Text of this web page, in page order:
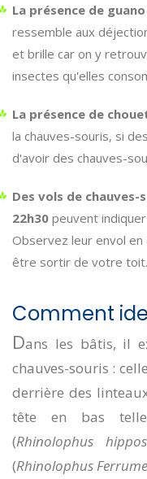
La présence de guano
ressemble aux
et brille car on y
insectes qu'elles
La présence de
la chauves-souris, si
d'avoir des chauves-
Des vols de
22h30 peuvent
Observez leur envol
être sortir de votre toit.
Comment
Dans les bâtis, il
chauves-souris :
derrière des
tête en bas
(Rhinolophus
(Rhinolophus